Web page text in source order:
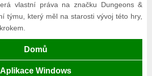
vlastní práva na značku Dungeons &
týmu, který měl na starosti vývoj této hry,
Domů
Aplikace Windows